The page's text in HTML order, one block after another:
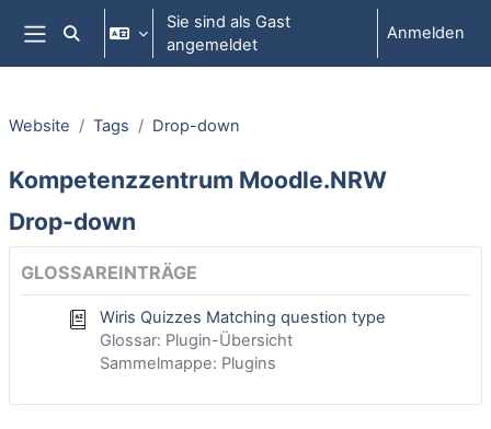
Zum Hauptinhalt
Website-Übersicht
Sucheingabe umschalten
Sie sind als Gast
angemeldet
Anmelden
Website Tags Drop-down
Kompetenzzentrum Moodle.NRW
Drop-down
GLOSSAREINTRÄGE
Wiris Quizzes Matching question type
Glossar: Plugin-Übersicht
Sammelmappe: Plugins